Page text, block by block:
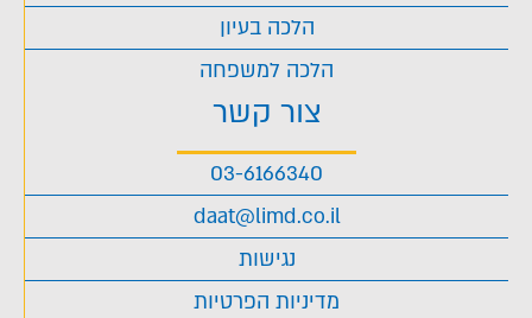
הלכה בעיון
הלכה למשפחה
צור קשר
03-6166340
daat@limd.co.il
נגישות
מדיניות הפרטיות